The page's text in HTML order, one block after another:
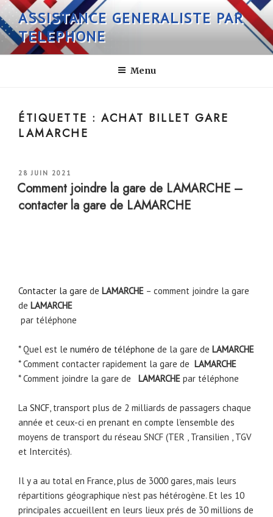
Aller
au
contenu
principal
ASSISTANCE GENERALISTE PAR
TELEPHONE
Menu
ÉTIQUETTE :ACHAT BILLET GARE
LAMARCHE
PUBLIÉ
LE
28 JUIN 2021
Comment joindre la gare de LAMARCHE –
contacter la gare de LAMARCHE
Contacter la gare de LAMARCHE – comment joindre la gare
de LAMARCHE
par téléphone
* Quel est le numéro de téléphone de la gare de LAMARCHE
* Comment contacter rapidement la gare de LAMARCHE
* Comment joindre la gare de
LAMARCHE par téléphone
La SNCF, transport plus de 2 milliards de passagers chaque
année et ceux-ci en prenant en compte l’ensemble des
moyens de transport du réseau SNCF (TER , Transilien , TGV
et Intercités).
Il y a au total en France, plus de 3000 gares, mais leurs
répartitions géographique n’est pas hétérogène. Et les 10
principales accueillent en leurs lieux prés de 30 millions de